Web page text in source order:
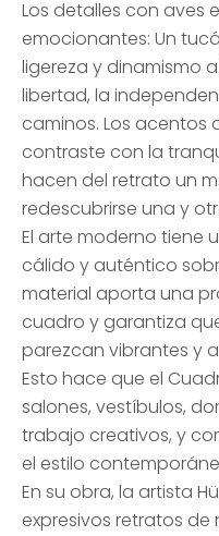
Los detalles con aves
emocionantes: Un
ligereza y dinamismo
libertad, la
caminos. Los acentos
contraste con la
hacen del retrato un
redescubrirse una y
El arte moderno tiene
cálido y auténtico
material aporta una
cuadro y garantiza
parezcan vibrantes y
Esto hace que el
salones, vestíbulos,
trabajo creativos, y
el estilo
En su obra, la artista
expresivos retratos